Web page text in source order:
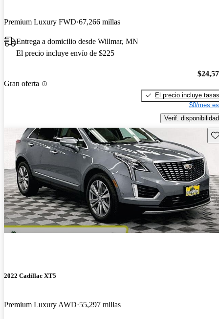
Premium Luxury FWD 67,266 millas
Entrega a domicilio desde Willmar, MN
El precio incluye envío de $225
Gran oferta
El precio incluye tasas
$0/mes
Verif. disponibilidad
2022 Cadillac XT5
Premium Luxury AWD 55,297 millas